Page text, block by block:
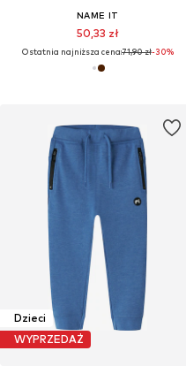
NAME IT
50,33 zł
Ostatnia najniższa cena:71,90 zł-30%
Dzieci
WYPRZEDAŻ